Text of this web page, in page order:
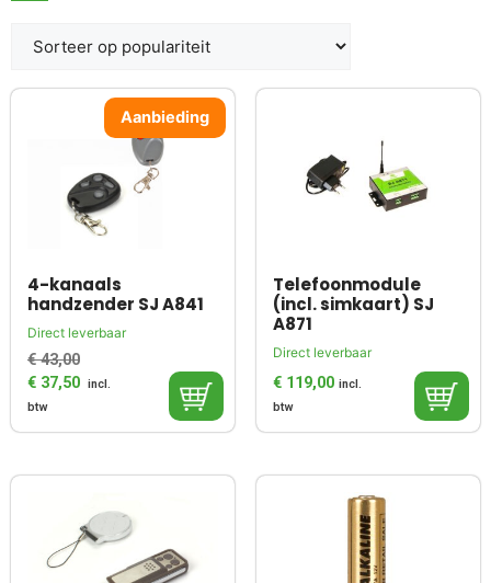
Aanbieding
4-kanaals
handzender SJ A841
Direct leverbaar
€43,00
€ 37,50 incl.
btw
Telefoonmodule
(incl. simkaart) SJ
A871
Direct leverbaar
€ 119,00 incl.
btw